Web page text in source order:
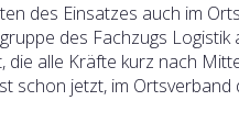
des Einsatzes auch im
des Fachzugs Logistik
die alle Kräfte kurz nach
schon jetzt, im Ortsverband